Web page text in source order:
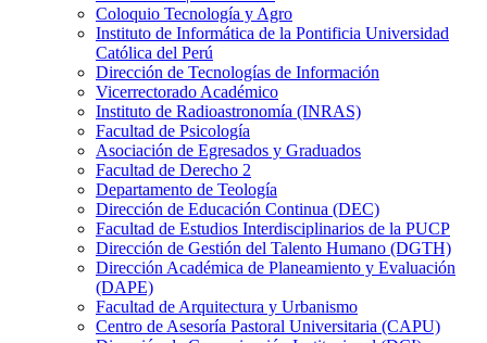
Coloquio Tecnología y Agro
Instituto de Informática de la Pontificia Universidad
Católica del Perú
Dirección de Tecnologías de Información
Vicerrectorado Académico
Instituto de Radioastronomía (INRAS)
Facultad de Psicología
Asociación de Egresados y Graduados
Facultad de Derecho 2
Departamento de Teología
Dirección de Educación Continua (DEC)
Facultad de Estudios Interdisciplinarios de la PUCP
Dirección de Gestión del Talento Humano (DGTH)
Dirección Académica de Planeamiento y Evaluación
(DAPE)
Facultad de Arquitectura y Urbanismo
Centro de Asesoría Pastoral Universitaria (CAPU)